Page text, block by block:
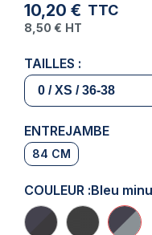
10,20 € TTC
8,50 € HT
TAILLES :
ENTREJAMBE
84 CM
COULEUR :Bleu